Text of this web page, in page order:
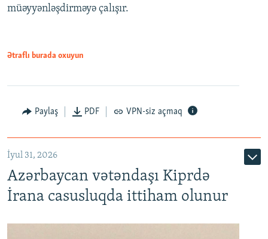
müəyyənləşdirməyə çalışır.
Ətraflı burada oxuyun
Paylaş PDF VPN-siz açmaq
İyul 31, 2026
Azərbaycan vətəndaşı Kiprdə
İrana casusluqda ittiham olunur